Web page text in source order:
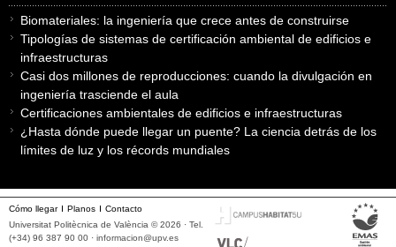
Biomateriales: la ingeniería que crece antes de construirse
Tipologías de sistemas de certificación ambiental de edificios e
infraestructuras
Casi dos millones de reproducciones: cuando la divulgación en
ingeniería trasciende el aula
Certificaciones ambientales de edificios e infraestructuras
¿Hasta dónde puede llegar un puente? La ciencia detrás de los
límites de luz y los récords mundiales
Cómo llegar Planos
Contacto
Universitat Politècnica de València © 2026 · Tel.
(+34) 96 387 90 00 · informacion@upv.es